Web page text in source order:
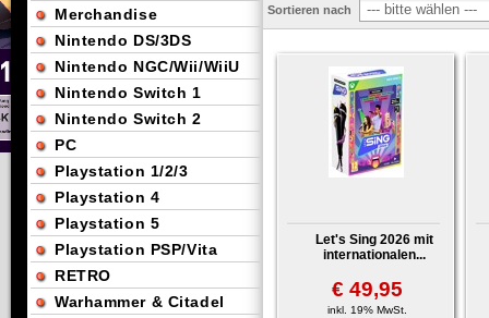
Sortieren nach
Let's Sing 2026 mit
internationalen...
€ 49,95
inkl. 19% MwSt.
Merchandise
Nintendo DS/3DS
Nintendo NGC/Wii/WiiU
Nintendo Switch 1
Nintendo Switch 2
PC
Playstation 1/2/3
Playstation 4
Playstation 5
Playstation PSP/Vita
RETRO
Warhammer & Citadel